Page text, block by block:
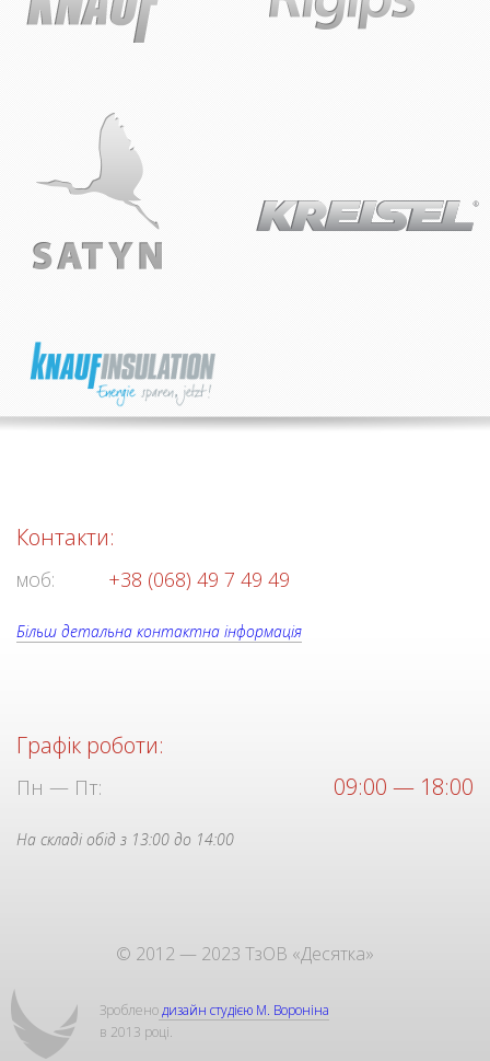
Контакти:
моб: +38 (068) 49 7 49 49
Більш детальна контактна інформація
Графік роботи:
Пн — Пт: 09:00 — 18:00
На складі обід з 13:00 до 14:00
© 2012 — 2023 ТзОВ «Десятка»
Зробленодизайн студією М. Вороніна
в 2013 році.